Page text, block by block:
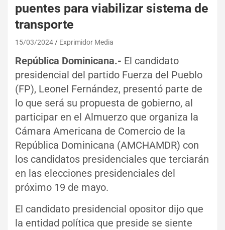
puentes para viabilizar sistema de
transporte
15/03/2024 Exprimidor Media
República Dominicana.- El candidato
presidencial del partido Fuerza del Pueblo
(FP), Leonel Fernández, presentó parte de
lo que será su propuesta de gobierno, al
participar en el Almuerzo que organiza la
Cámara Americana de Comercio de la
República Dominicana (AMCHAMDR) con
los candidatos presidenciales que terciarán
en las elecciones presidenciales del
próximo 19 de mayo.
El candidato presidencial opositor dijo que
la entidad política que preside se siente